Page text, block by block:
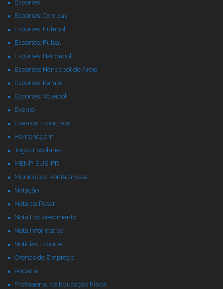
Esportes
Esportes: Corridas
Esportes: Futebol
Esportes: Futsal
Esportes: Handebol
Esportes: Handebol de Areia
Esportes: Karate
Esportes: Voleibol
Evento
Eventos Esportivos
Homenagem
Jogos Escolares
MENP-SUS-PR
Municipios: Ponta Grossa
Natação
Nota de Pesar
Nota Esclarecimento
Nota Informativa
Noticias Esporte
Ofertas de Emprego
Portaria
Profissional de Educação Física